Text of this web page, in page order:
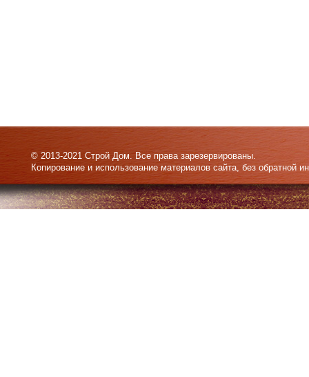
© 2013-2021 Строй Дом. Все права зарезервированы.
Копирование и использование материалов сайта, без обратной